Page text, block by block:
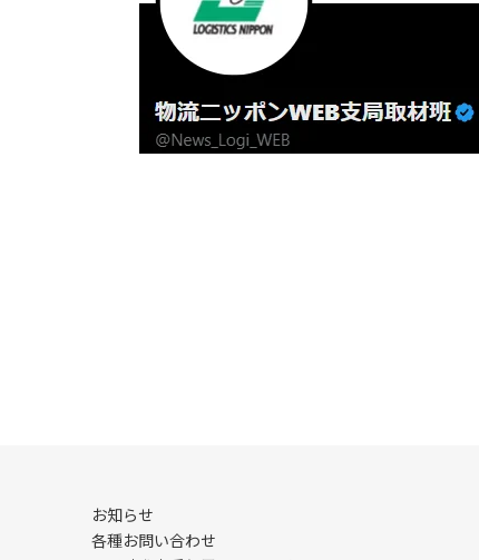
お知らせ
各種お問い合わせ